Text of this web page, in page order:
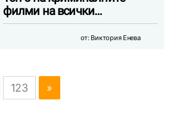
филми на всички…
от: Виктория Енева
123 »